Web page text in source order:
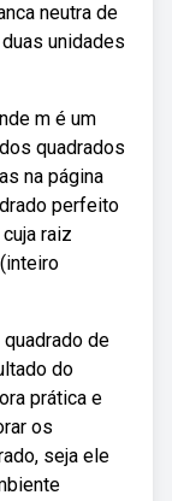
neutra de
unidades
m é um
quadrados
na página
perfeito
raiz
de
do
prática e
os
seja ele